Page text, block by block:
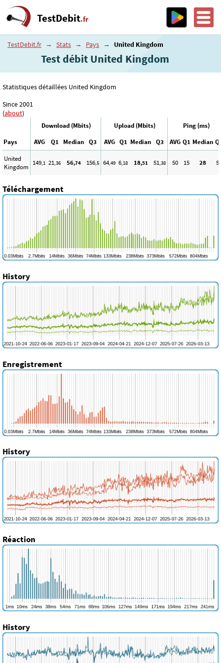
TestDebit.fr
TestDebit.fr → Stats → Pays → United Kingdom
Test débit United Kingdom
Statistiques détaillées United Kingdom
Since 2001
(about)
Download (Mbits) Upload (Mbits)
Ping (ms)
Pays
AVG Q1 Median Q3 AVG Q1 Median Q3 AVG Q1 Median
United
Kingdom
149,1 21,36 56,74 156,5 64,49 6,18 18,51 51,38 50 15 28
Téléchargement
History
Enregistrement
History
Réaction
History